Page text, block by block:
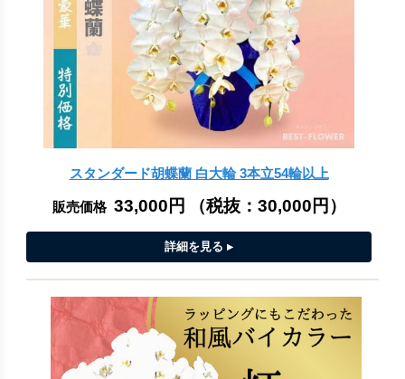
スタンダード胡蝶蘭 白大輪 3本立54輪以上
販売価格 33,000円 （税抜： 30,000円 ）